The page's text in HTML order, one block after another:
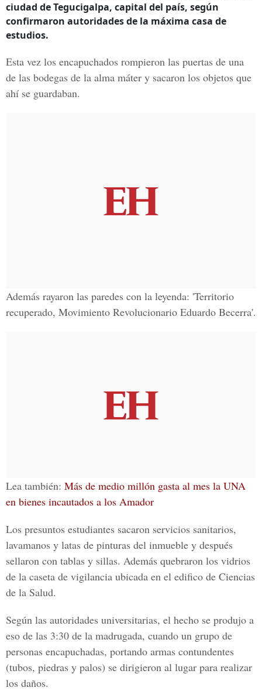
ciudad de Tegucigalpa, capital del país, según
confirmaron autoridades de la máxima casa de
estudios.
Esta vez los encapuchados rompieron las puertas de una
de las bodegas de la alma máter y sacaron los objetos que
ahí se guardaban.
Además rayaron las paredes con la leyenda: 'Territorio
recuperado, Movimiento Revolucionario Eduardo Becerra'.
Lea también: Más de medio millón gasta al mes la UNA
en bienes incautados a los Amador
Los presuntos estudiantes sacaron servicios sanitarios,
lavamanos y latas de pinturas del inmueble y después
sellaron con tablas y sillas. Además quebraron los vidrios
de la caseta de vigilancia ubicada en el edifico de Ciencias
de la Salud.
Según las autoridades universitarias, el hecho se produjo a
eso de las 3:30 de la madrugada, cuando un grupo de
personas encapuchadas, portando armas contundentes
(tubos, piedras y palos) se dirigieron al lugar para realizar
los daños.